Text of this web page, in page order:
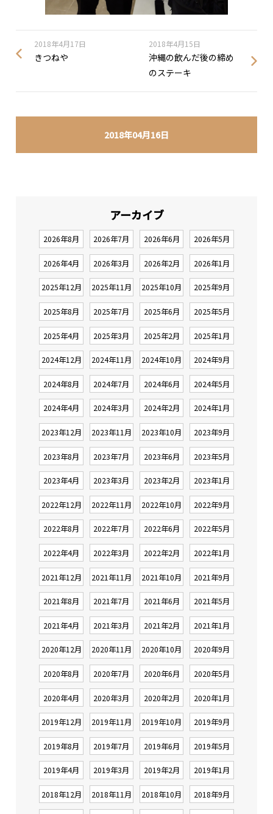
2018年04月16日
2018年4月17日
きつねや
2018年4月15日
沖縄の飲んだ後の締め
のステーキ
アーカイブ
2026年8月 2026年7月 2026年6月 2026年5月
2026年4月 2026年3月 2026年2月 2026年1月
2025年12月 2025年11月 2025年10月 2025年9月
2025年8月 2025年7月 2025年6月 2025年5月
2025年4月 2025年3月 2025年2月 2025年1月
2024年12月 2024年11月 2024年10月 2024年9月
2024年8月 2024年7月 2024年6月 2024年5月
2024年4月 2024年3月 2024年2月 2024年1月
2023年12月 2023年11月 2023年10月 2023年9月
2023年8月 2023年7月 2023年6月 2023年5月
2023年4月 2023年3月 2023年2月 2023年1月
2022年12月 2022年11月 2022年10月 2022年9月
2022年8月 2022年7月 2022年6月 2022年5月
2022年4月 2022年3月 2022年2月 2022年1月
2021年12月 2021年11月 2021年10月 2021年9月
2021年8月 2021年7月 2021年6月 2021年5月
2021年4月 2021年3月 2021年2月 2021年1月
2020年12月 2020年11月 2020年10月 2020年9月
2020年8月 2020年7月 2020年6月 2020年5月
2020年4月 2020年3月 2020年2月 2020年1月
2019年12月 2019年11月 2019年10月 2019年9月
2019年8月 2019年7月 2019年6月 2019年5月
2019年4月 2019年3月 2019年2月 2019年1月
2018年12月 2018年11月 2018年10月 2018年9月